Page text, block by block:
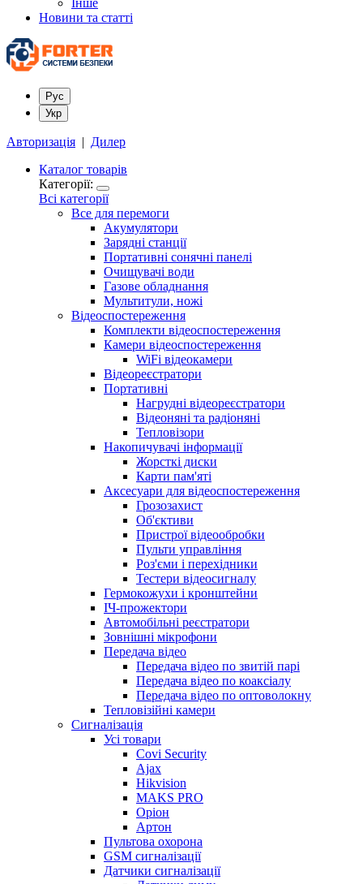
Інше
Новини та статті
Рус
Укр
Авторизація | Дилер
Каталог товарів
Категорії:
Всі категорії
Все для перемоги
Акумулятори
Зарядні станції
Портативні сонячні панелі
Очищувачі води
Газове обладнання
Мультитули, ножі
Відеоспостереження
Комплекти відеоспостереження
Камери відеоспостереження
WiFi відеокамери
Відеореєстратори
Портативні
Нагрудні відеореєстратори
Відеоняні та радіоняні
Тепловізори
Накопичувачі інформації
Жорсткі диски
Карти пам'яті
Аксесуари для відеоспостереження
Грозозахист
Об'єктиви
Пристрої відеообробки
Пульти управління
Роз'єми і перехідники
Тестери відеосигналу
Гермокожухи і кронштейни
ІЧ-прожектори
Автомобільні реєстратори
Зовнішні мікрофони
Передача відео
Передача відео по звитій парі
Передача відео по коаксіалу
Передача відео по оптоволокну
Тепловізійні камери
Cигналізація
Усі товари
Covi Security
Ajax
Hikvision
MAKS PRO
Оріон
Артон
Пультова охорона
GSM сигналізації
Датчики сигналізації